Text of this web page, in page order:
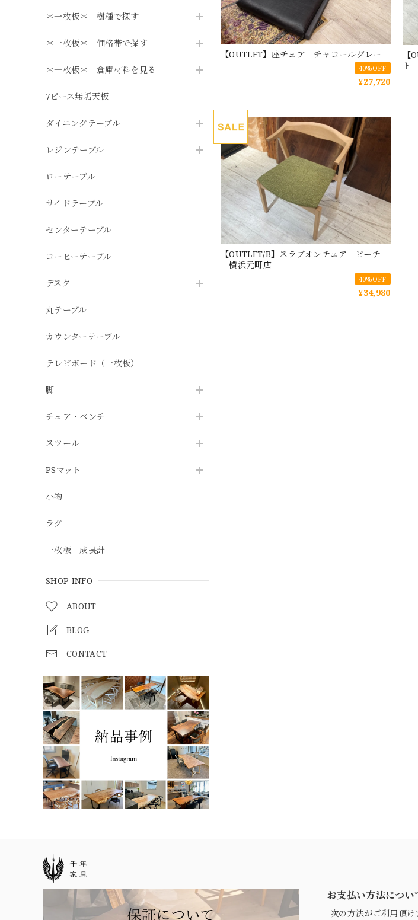
＊一枚板＊ 樹種で探す
＊一枚板＊ 価格帯で探す
＊一枚板＊ 倉庫材料を見る
7ピース無垢天板
ダイニングテーブル
レジンテーブル
ローテーブル
サイドテーブル
センターテーブル
コーヒーテーブル
デスク
丸テーブル
カウンターテーブル
テレビボード（一枚板）
脚
チェア・ベンチ
スツール
PSマット
小物
ラグ
一枚板 成長計
SHOP INFO
ABOUT
BLOG
CONTACT
【OUTLET】座チェア チャコールグレー
40%OFF
¥27,720
【
ト
【OUTLET/B】スラブオンチェア ビーチ
横浜元町店
40%OFF
¥34,980
お支払い方法につい
次の方法がご利用頂け